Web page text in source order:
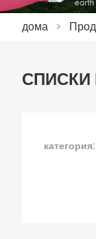
дома >
СПИСКИ
категория: